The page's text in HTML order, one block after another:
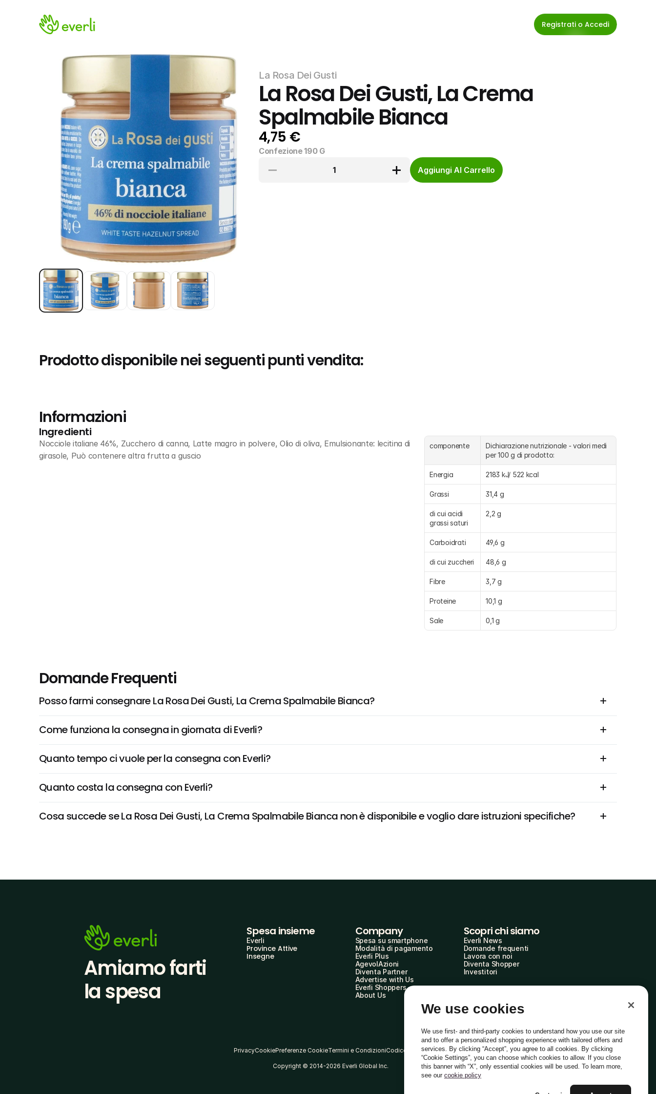
Registrati o Accedi
La Rosa Dei Gusti
La Rosa Dei Gusti, La Crema
Spalmabile Bianca
4,75 €
Confezione 190 G
1
Aggiungi Al Carrello
Prodotto disponibile nei seguenti punti vendita:
Informazioni
Ingredienti
Nocciole italiane 46%, Zucchero di canna, Latte magro in polvere, Olio di oliva, Emulsionante: lecitina di
girasole, Può contenere altra frutta a guscio
componente
Dichiarazione nutrizionale - valori medi
per 100 g di prodotto:
Energia 2183 kJ/ 522 kcal
Grassi 31,4 g
di cui acidi
grassi saturi
2,2 g
Carboidrati 49,6 g
di cui zuccheri 48,6 g
Fibre 3,7 g
Proteine 10,1 g
Sale 0,1 g
Domande Frequenti
Posso farmi consegnare La Rosa Dei Gusti, La Crema Spalmabile Bianca?
Come funziona la consegna in giornata di Everli?
Quanto tempo ci vuole per la consegna con Everli?
Quanto costa la consegna con Everli?
Cosa succede se La Rosa Dei Gusti, La Crema Spalmabile Bianca non è disponibile e voglio dare istruzioni specifiche?
Amiamo farti
la spesa
Spesa insieme
Everli
Province Attive
Insegne
Company
Spesa su smartphone
Modalità di pagamento
Everli Plus
AgevolAzioni
Diventa Partner
Advertise with Us
Everli Shoppers
About Us
Scopri chi siamo
Everli News
Domande frequenti
Lavora con noi
Diventa Shopper
Investitori
PrivacyCookiePreferenze CookieTermini e CondizioniCodice Etico
Copyright © 2014-2026 Everli Global Inc. Italiano
We use cookies
We use first- and third-party cookies to understand how you use our site
and to offer a personalized shopping experience with tailored offers and
services. By clicking “Accept”, you agree to all cookies. By clicking
“Cookie Settings”, you can choose which cookies to allow. If you close
this banner with “X”, only essential cookies will be used. To learn more,
see our cookie policy